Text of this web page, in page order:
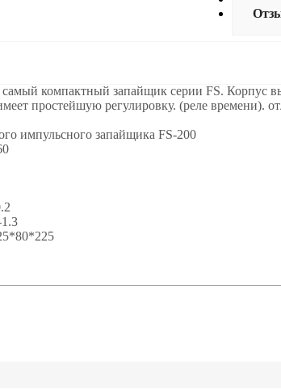
компактный запайщик серии FS. Корпус
простейшую регулировку. (реле времени).
импульсного запайщика FS-200